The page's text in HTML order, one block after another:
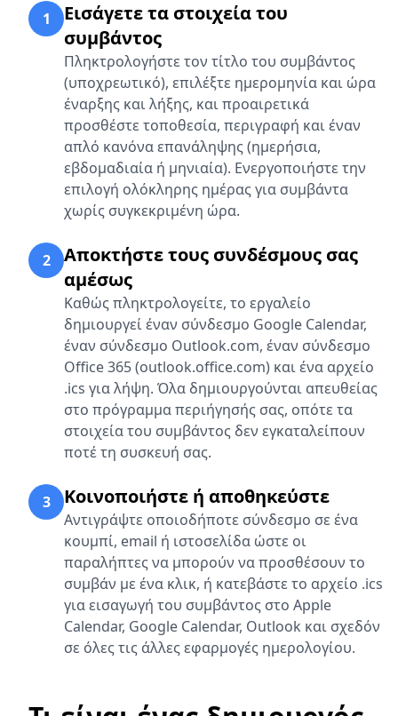
1
Εισάγετε τα στοιχεία του
συμβάντος
Πληκτρολογήστε τον τίτλο του συμβάντος
(υποχρεωτικό), επιλέξτε ημερομηνία και ώρα
έναρξης και λήξης, και προαιρετικά
προσθέστε τοποθεσία, περιγραφή και έναν
απλό κανόνα επανάληψης (ημερήσια,
εβδομαδιαία ή μηνιαία). Ενεργοποιήστε την
επιλογή ολόκληρης ημέρας για συμβάντα
χωρίς συγκεκριμένη ώρα.
2
Αποκτήστε τους συνδέσμους σας
αμέσως
Καθώς πληκτρολογείτε, το εργαλείο
δημιουργεί έναν σύνδεσμο Google Calendar,
έναν σύνδεσμο Outlook.com, έναν σύνδεσμο
Office 365 (outlook.office.com) και ένα αρχείο
.ics για λήψη. Όλα δημιουργούνται απευθείας
στο πρόγραμμα περιήγησής σας, οπότε τα
στοιχεία του συμβάντος δεν εγκαταλείπουν
ποτέ τη συσκευή σας.
3 Κοινοποιήστε ή αποθηκεύστε
Αντιγράψτε οποιοδήποτε σύνδεσμο σε ένα
κουμπί, email ή ιστοσελίδα ώστε οι
παραλήπτες να μπορούν να προσθέσουν το
συμβάν με ένα κλικ, ή κατεβάστε το αρχείο .ics
για εισαγωγή του συμβάντος στο Apple
Calendar, Google Calendar, Outlook και σχεδόν
σε όλες τις άλλες εφαρμογές ημερολογίου.